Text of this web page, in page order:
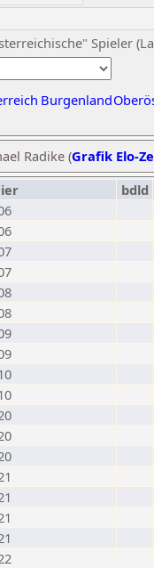
Spieler
Burgenland
Radike (Grafik Elo-
bdld